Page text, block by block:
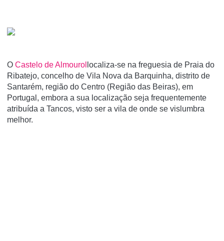
O Castelo de Almourol localiza-se na freguesia de Praia do
Ribatejo, concelho de Vila Nova da Barquinha, distrito de
Santarém, região do Centro (Região das Beiras), em
Portugal, embora a sua localização seja frequentemente
atribuí­da a Tancos, visto ser a vila de onde se vislumbra
melhor.